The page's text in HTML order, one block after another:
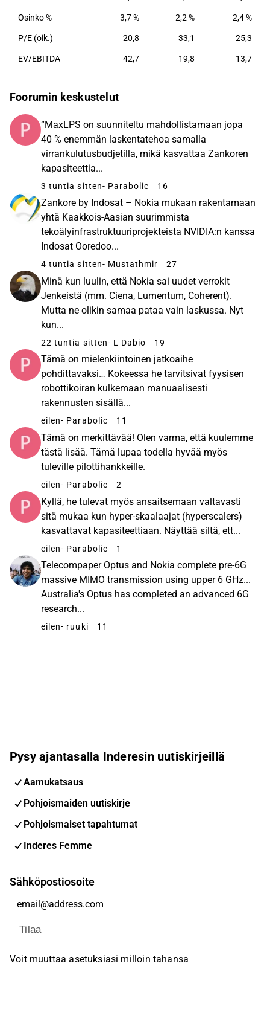
Osinko % 3,7 % 2,2 % 2,4 %
P/E (oik.) 20,8 33,1 25,3
EV/EBITDA 42,7 19,8 13,7
Foorumin keskustelut
“MaxLPS on suunniteltu mahdollistamaan jopa
40 % enemmän laskentatehoa samalla
virrankulutusbudjetilla, mikä kasvattaa Zankoren
kapasiteettia...
3 tuntia sitten- Parabolic 16
Zankore by Indosat – Nokia mukaan rakentamaan
yhtä Kaakkois-Aasian suurimmista
tekoälyinfrastruktuuriprojekteista NVIDIA:n kanssa
Indosat Ooredoo...
4 tuntia sitten- Mustathmir 27
Minä kun luulin, että Nokia sai uudet verrokit
Jenkeistä (mm. Ciena, Lumentum, Coherent).
Mutta ne olikin samaa pataa vain laskussa. Nyt
kun...
22 tuntia sitten- L Dabio 19
Tämä on mielenkiintoinen jatkoaihe
pohdittavaksi… Kokeessa he tarvitsivat fyysisen
robottikoiran kulkemaan manuaalisesti
rakennusten sisällä...
eilen- Parabolic 11
Tämä on merkittävää! Olen varma, että kuulemme
tästä lisää. Tämä lupaa todella hyvää myös
tuleville pilottihankkeille.
eilen- Parabolic 2
Kyllä, he tulevat myös ansaitsemaan valtavasti
sitä mukaa kun hyper-skaalaajat (hyperscalers)
kasvattavat kapasiteettiaan. Näyttää siltä, ett...
eilen- Parabolic 1
Telecompaper Optus and Nokia complete pre-6G
massive MIMO transmission using upper 6 GHz...
Australia's Optus has completed an advanced 6G
research...
eilen- ruuki 11
Pysy ajantasalla Inderesin uutiskirjeillä
Aamukatsaus
Pohjoismaiden uutiskirje
Pohjoismaiset tapahtumat
Inderes Femme
Sähköpostiosoite
Tilaa
Voit muuttaa asetuksiasi milloin tahansa